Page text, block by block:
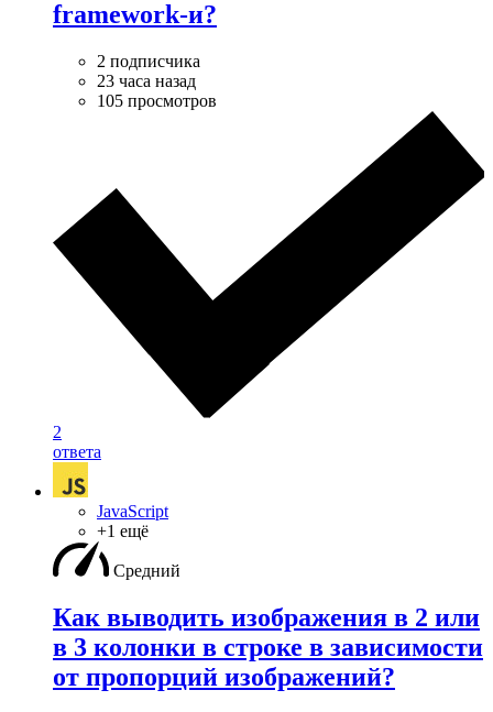
framework-и?
2 подписчика
23 часа назад
105 просмотров
2
ответа
JavaScript
+1 ещё
Средний
Как выводить изображения в 2 или
в 3 колонки в строке в зависимости
от пропорций изображений?